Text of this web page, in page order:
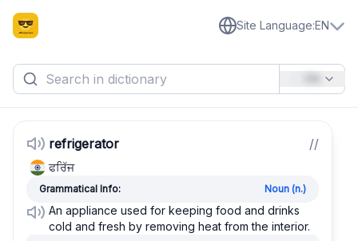
Site Language:EN
refrigerator //
ਫਰਿੱਜ
Grammatical Info: Noun (n.)
An appliance used for keeping food and drinks
cold and fresh by removing heat from the interior.